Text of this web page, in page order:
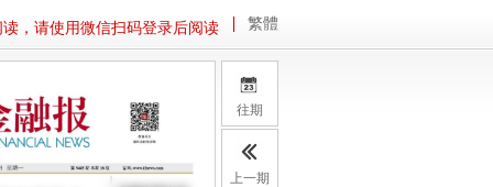
，请使用微信扫码登录后阅读 繁體
往期
上一期